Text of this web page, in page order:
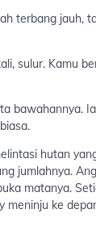
terbang jauh,
sulur. Kamu
bawahannya.
hutan
jumlahnya.
matanya.
meninju ke